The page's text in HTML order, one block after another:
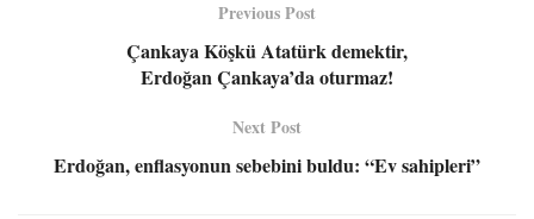
Previous Post
Çankaya Köşkü Atatürk demektir,
Erdoğan Çankaya’da oturmaz!
Next Post
Erdoğan, enflasyonun sebebini buldu: “Ev sahipleri”